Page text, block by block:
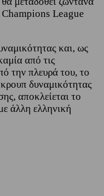
League
και, ως
από τις
την πλευρά του, το
δυναμικότητας
αποκλείεται το
άλλη ελληνική